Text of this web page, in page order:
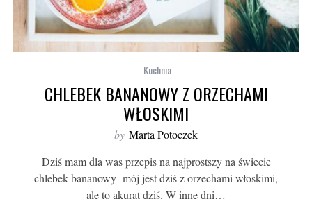
Kuchnia
CHLEBEK BANANOWY Z ORZECHAMI
WŁOSKIMI
by Marta Potoczek
Dziś mam dla was przepis na najprostszy na świecie
chlebek bananowy- mój jest dziś z orzechami włoskimi,
ale to akurat dziś. W inne dni…